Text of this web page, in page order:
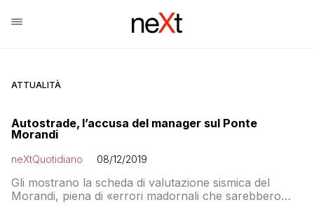
ATTUALITÀ
Autostrade, l’accusa del manager sul Ponte
Morandi
neXtQuotidiano 08/12/2019
Gli mostrano la scheda di valutazione sismica del
Morandi, piena di «errori madornali che sarebbero